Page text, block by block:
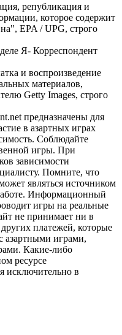
републикация и
которое содержит
EPA / UPG, строго
Я- Корреспондент
и воспроизведение
материалов,
Getty Images, строго
предназначены для
в азартных играх
Соблюдайте
игры. При
зависимости
Помните, что
являться источником
Информационный
игры на реальные
не принимает ни в
платежей, которые
азартными играми,
Какие-либо
ресурсе
исключительно в